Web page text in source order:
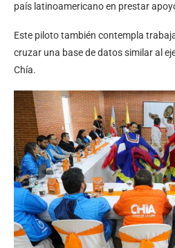
país latinoamericano en prestar
Este piloto también contempla
cruzar una base de datos similar al
Chía.